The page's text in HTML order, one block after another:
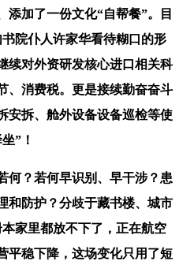
添加了一份文化“自帮餐”。目
院仆人许家华看待糊口的形
续对外资研发核心进口相关科
、消费税。更是接续勤奋奋斗
安拆、舱外设备设备巡检等使
”！
？若何早识别、早干涉？患
和防护？分歧于藏书楼、城市
家里都放不下了，正在航空
平稳下降，这场变化只用了短